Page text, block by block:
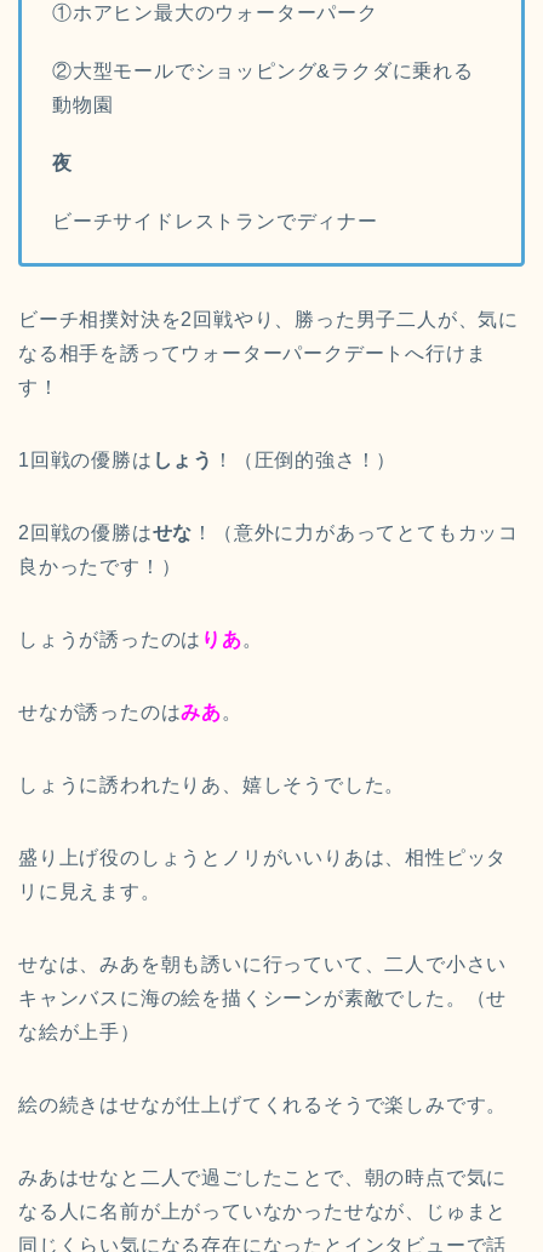
①ホアヒン最大のウォーターパーク
②大型モールでショッピング&ラクダに乗れる
動物園
夜
ビーチサイドレストランでディナー
ビーチ相撲対決を2回戦やり、勝った男子二人が、気に
なる相手を誘ってウォーターパークデートへ行けま
す！
1回戦の優勝は しょう ！（圧倒的強さ！）
2回戦の優勝はせな ！（意外に力があってとてもカッコ
良かったです！）
しょうが誘ったのは りあ。
せなが誘ったのはみあ。
しょうに誘われたりあ、嬉しそうでした。
盛り上げ役のしょうとノリがいいりあは、相性ピッタ
リに見えます。
せなは、みあを朝も誘いに行っていて、二人で小さい
キャンバスに海の絵を描くシーンが素敵でした。（せ
な絵が上手）
絵の続きはせなが仕上げてくれるそうで楽しみです。
みあはせなと二人で過ごしたことで、朝の時点で気に
なる人に名前が上がっていなかったせなが、じゅまと
同じくらい気になる存在になったとインタビューで話